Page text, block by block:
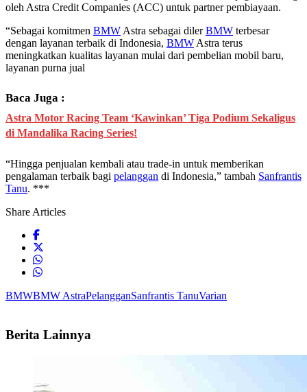
oleh Astra Credit Companies (ACC) untuk partner pembiayaan.
“Sebagai komitmen BMW Astra sebagai dilerBMW terbesar
dengan layanan terbaik di Indonesia, BMW Astra terus
meningkatkan kualitas layanan mulai dari pembelian mobil baru,
layanan purna jual
Baca Juga :
Astra Motor Racing Team ‘Kawinkan’ Tiga Podium Sekaligus
di Mandalika Racing Series!
“Hingga penjualan kembali atau trade-in untuk memberikan
pengalaman terbaik bagi pelanggan di Indonesia,” tambah Sanfrantis
Tanu. ***
Share Articles
BMWBMW AstraPelangganSanfrantis TanuVarian
Berita Lainnya